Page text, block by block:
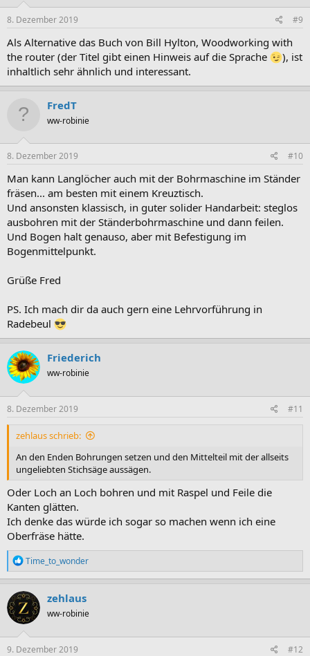
8. Dezember 2019 #9
Als Alternative das Buch von Bill Hylton, Woodworking with
the router (der Titel gibt einen Hinweis auf die Sprache
), ist
inhaltlich sehr ähnlich und interessant.
FredT
ww-robinie
8. Dezember 2019 #10
Man kann Langlöcher auch mit der Bohrmaschine im Ständer
fräsen... am besten mit einem Kreuztisch.
Und ansonsten klassisch, in guter solider Handarbeit: steglos
ausbohren mit der Ständerbohrmaschine und dann feilen.
Und Bogen halt genauso, aber mit Befestigung im
Bogenmittelpunkt.
Grüße Fred
PS. Ich mach dir da auch gern eine Lehrvorführung in
Radebeul
Friederich
ww-robinie
8. Dezember 2019 #11
zehlaus schrieb:
An den Enden Bohrungen setzen und den Mittelteil mit der allseits
ungeliebten Stichsäge aussägen.
Oder Loch an Loch bohren und mit Raspel und Feile die
Kanten glätten.
Ich denke das würde ich sogar so machen wenn ich eine
Oberfräse hätte.
R
e
a
k
t
i
o
n
e
Time_to_wonder
zehlaus
ww-robinie
9. Dezember 2019 #12